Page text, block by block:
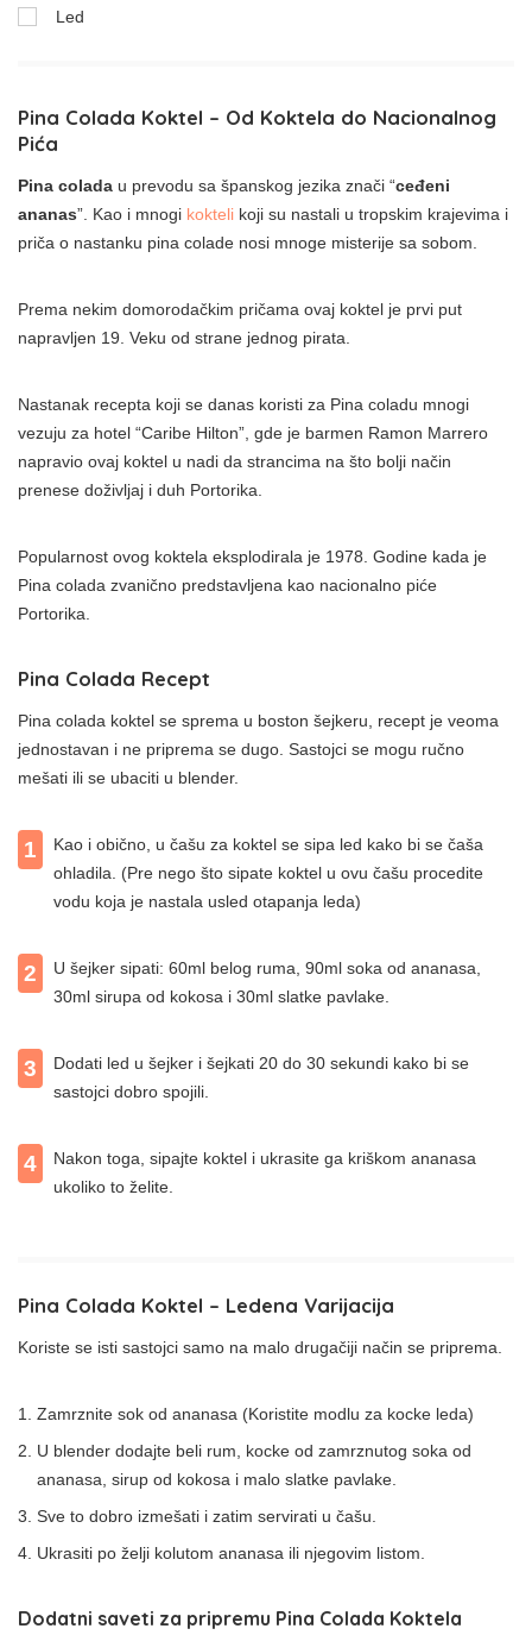
Led
Pina Colada Koktel – Od Koktela do Nacionalnog
Pića
Pina colada u prevodu sa španskog jezika znači “ceđeni
ananas”. Kao i mnogi kokteli koji su nastali u tropskim krajevima i
priča o nastanku pina colade nosi mnoge misterije sa sobom.
Prema nekim domorodačkim pričama ovaj koktel je prvi put
napravljen 19. Veku od strane jednog pirata.
Nastanak recepta koji se danas koristi za Pina coladu mnogi
vezuju za hotel “Caribe Hilton”, gde je barmen Ramon Marrero
napravio ovaj koktel u nadi da strancima na što bolji način
prenese doživljaj i duh Portorika.
Popularnost ovog koktela eksplodirala je 1978. Godine kada je
Pina colada zvanično predstavljena kao nacionalno piće
Portorika.
Pina Colada Recept
Pina colada koktel se sprema u boston šejkeru, recept je veoma
jednostavan i ne priprema se dugo. Sastojci se mogu ručno
mešati ili se ubaciti u blender.
1
Kao i obično, u čašu za koktel se sipa led kako bi se čaša
ohladila. (Pre nego što sipate koktel u ovu čašu procedite
vodu koja je nastala usled otapanja leda)
2
U šejker sipati: 60ml belog ruma, 90ml soka od ananasa,
30ml sirupa od kokosa i 30ml slatke pavlake.
3
Dodati led u šejker i šejkati 20 do 30 sekundi kako bi se
sastojci dobro spojili.
4
Nakon toga, sipajte koktel i ukrasite ga kriškom ananasa
ukoliko to želite.
Pina Colada Koktel – Ledena Varijacija
Koriste se isti sastojci samo na malo drugačiji način se priprema.
Zamrznite sok od ananasa (Koristite modlu za kocke leda)
U blender dodajte beli rum, kocke od zamrznutog soka od
ananasa, sirup od kokosa i malo slatke pavlake.
Sve to dobro izmešati i zatim servirati u čašu.
Ukrasiti po želji kolutom ananasa ili njegovim listom.
Dodatni saveti za pripremu Pina Colada Koktela